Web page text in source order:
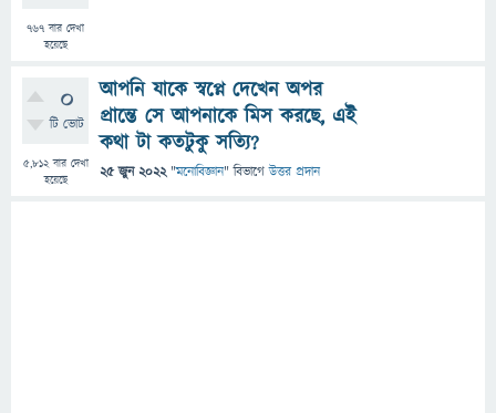
767 বার দেখা
হয়েছে
0
টি ভোট
5,812বার দেখা
হয়েছে
আপনি যাকে স্বপ্নে দেখেন অপর
প্রান্তে সে আপনাকে মিস করছে, এই
কথা টা কতটুকু সত্যি?
25 জুন 2022 "মনোবিজ্ঞান" বিভাগে উত্তর প্রদান